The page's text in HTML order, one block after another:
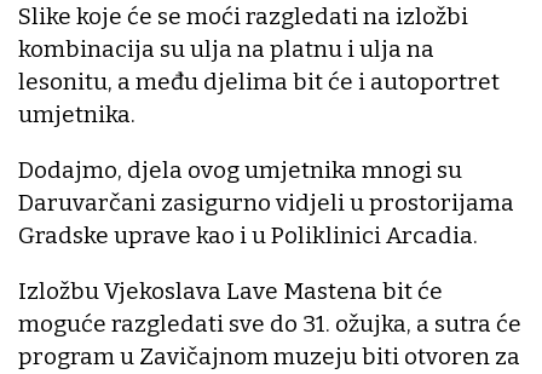
Slike koje će se moći razgledati na izložbi
kombinacija su ulja na platnu i ulja na
lesonitu, a među djelima bit će i autoportret
umjetnika.
Dodajmo, djela ovog umjetnika mnogi su
Daruvarčani zasigurno vidjeli u prostorijama
Gradske uprave kao i u Poliklinici Arcadia.
Izložbu Vjekoslava Lave Mastena bit će
moguće razgledati sve do 31. ožujka, a sutra će
program u Zavičajnom muzeju biti otvoren za